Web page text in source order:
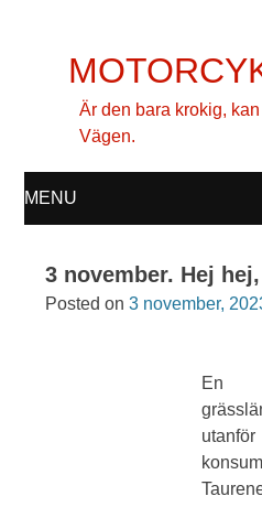
Är den bara krokig,
Vägen.
MENU
TO
3 november. Hej
Posted on3 november,
En
utanför